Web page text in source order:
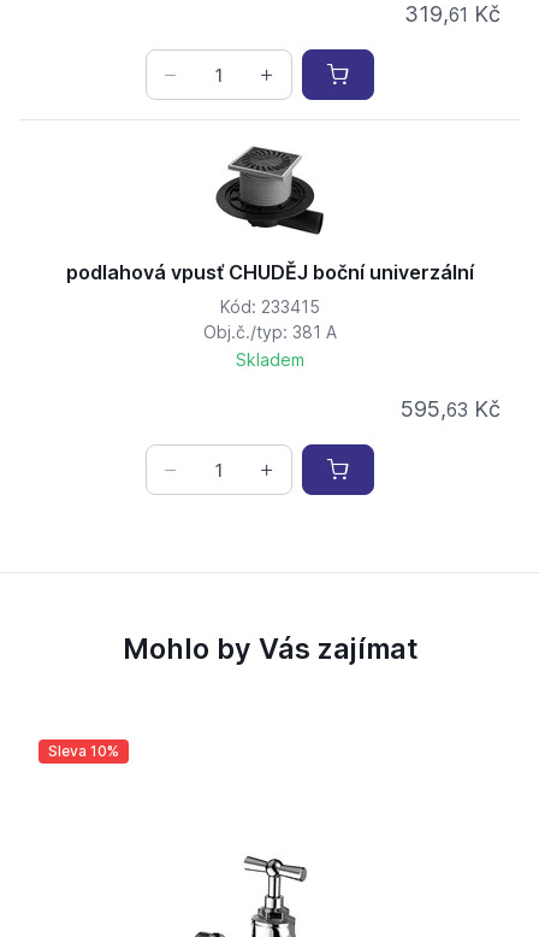
319,61 Kč
podlahová vpusť CHUDĚJ boční univerzální
Kód: 233415
Obj.č./typ: 381 A
Skladem
595,63 Kč
Mohlo by Vás zajímat
Sleva 10%